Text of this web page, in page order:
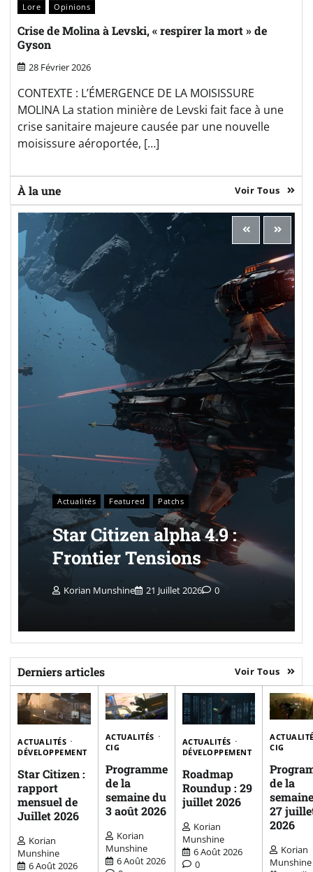
Lore Opinions
Crise de Molina à Levski, « respirer la mort » de
Gyson
28 Février 2026
CONTEXTE : L’ÉMERGENCE DE LA MOISISSURE
MOLINA La station minière de Levski fait face à une
crise sanitaire majeure causée par une nouvelle
moisissure aéroportée, […]
À la une Voir Tous
Actualités Featured Patchs
Star Citizen alpha 4.9 :
Frontier Tensions
Korian Munshine 21 Juillet 2026 0
Derniers articles Voir Tous
ACTUALITÉS
DÉVELOPPEMENT
Star Citizen :
rapport
mensuel de
Juillet 2026
Korian
Munshine
6 Août 2026
ACTUALITÉS
CIG
Programme
de la
semaine du
3 août 2026
Korian
Munshine
6 Août 2026
ACTUALITÉS
DÉVELOPPEMENT
Roadmap
Roundup : 29
juillet 2026
Korian
Munshine
6 Août 2026
0
CIG
de la
27
2026
Korian
Munshine